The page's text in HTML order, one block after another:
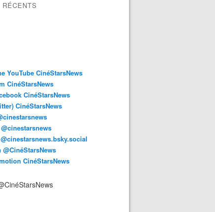
YouTube CinéStarsNews
CinéStarsNews
CinéStarsNews
CinéStarsNews
@CinéStarsNews
CinéStarsNews